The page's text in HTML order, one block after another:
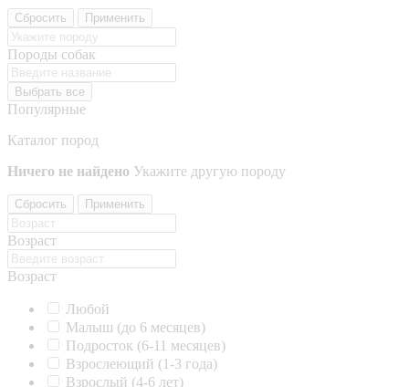
Сбросить Применить
Породы собак
Выбрать все
Популярные
Каталог пород
Ничего не найдено Укажите другую породу
Сбросить Применить
Возраст
Возраст
Любой
Малыш (до 6 месяцев)
Подросток (6-11 месяцев)
Взрослеющий (1-3 года)
Взрослый (4-6 лет)